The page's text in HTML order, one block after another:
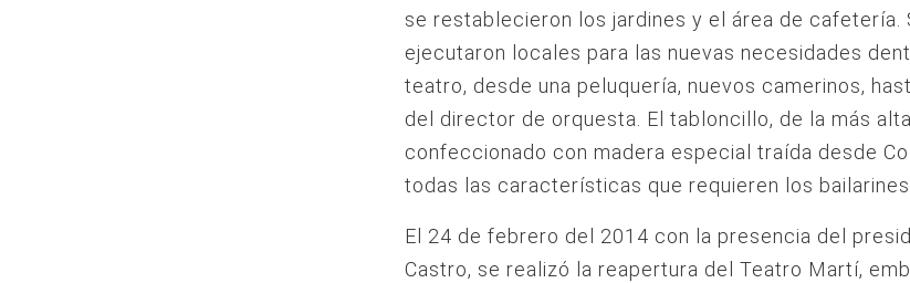
se restablecieron los jardines y el área de cafetería.
ejecutaron locales para las nuevas necesidades
teatro, desde una peluquería, nuevos camerinos,
del director de orquesta. El tabloncillo, de la más
confeccionado con madera especial traída desde
todas las características que requieren los bailarines.
El 24 de febrero del 2014 con la presencia del
Castro, se realizó la reapertura del Teatro Martí,